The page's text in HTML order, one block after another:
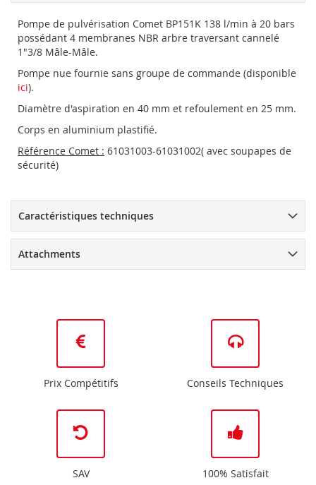
Pompe de pulvérisation Comet BP151K 138 l/min à 20 bars
possédant 4 membranes NBR arbre traversant cannelé
1"3/8 Mâle-Mâle.
Pompe nue fournie sans groupe de commande (disponible
ici).
Diamètre d'aspiration en 40 mm et refoulement en 25 mm.
Corps en aluminium plastifié.
Référence Comet : 61031003-61031002( avec soupapes de
sécurité)
Caractéristiques techniques
Attachments
Prix Compétitifs Conseils Techniques
SAV 100% Satisfait